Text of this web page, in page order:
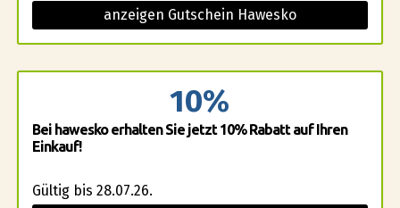
anzeigen Gutschein Hawesko
10%
Bei hawesko erhalten Sie jetzt 10% Rabatt auf Ihren
Einkauf!
Gültig bis 28.07.26.